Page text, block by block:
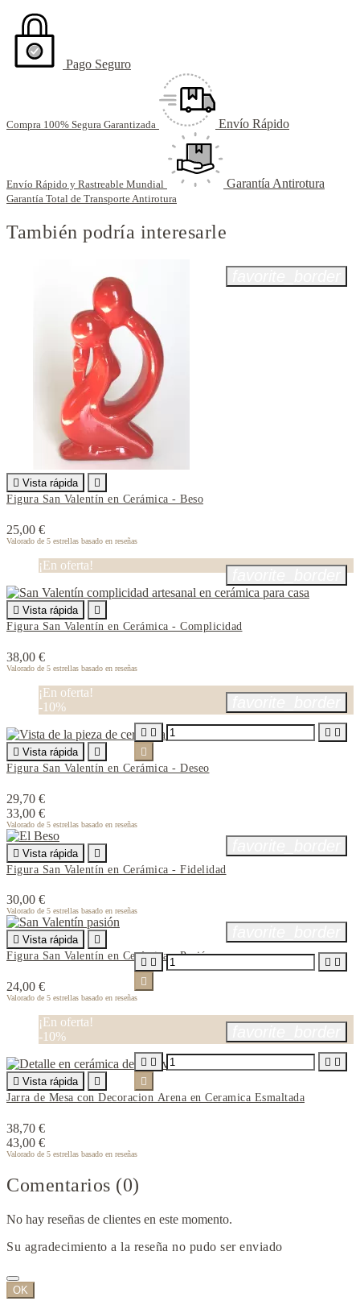
Pago Seguro
Compra 100% Segura Garantizada Envío Rápido
Envío Rápido y Rastreable Mundial Garantía Antirotura
Garantía Total de Transporte Antirotura
También podría interesarle
 Vista rápida

Figura San Valentín en Cerámica - Beso
25,00 €
Valorado de 5 estrellas basado en reseñas
¡En oferta!
 Vista rápida

Figura San Valentín en Cerámica - Complicidad
38,00 €
Valorado de 5 estrellas basado en reseñas
¡En oferta!
-10%
 Vista rápida

Figura San Valentín en Cerámica - Deseo
29,70 €
33,00 €
Valorado de 5 estrellas basado en reseñas
   

 Vista rápida

Figura San Valentín en Cerámica - Fidelidad
30,00 €
Valorado de 5 estrellas basado en reseñas
 Vista rápida

Figura San Valentín en Cerámica - Pasión
24,00 €
Valorado de 5 estrellas basado en reseñas
   

¡En oferta!
-10%
 Vista rápida

Jarra de Mesa con Decoracion Arena en Ceramica Esmaltada
38,70 €
43,00 €
Valorado de 5 estrellas basado en reseñas
   

Comentarios (0)
No hay reseñas de clientes en este momento.
Su agradecimiento a la reseña no pudo ser enviado
OK